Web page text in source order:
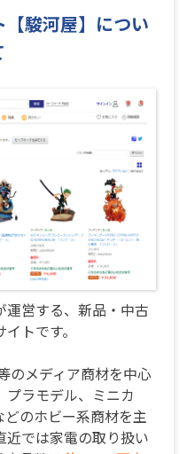
【駿河屋】につい
運営する、新品・中古
トです。
のメディア商材を中心
プラモデル、ミニカ
のホビー系商材を主
近では家電の取り扱い